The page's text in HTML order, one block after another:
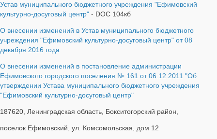
Устав муниципального бюджетного учреждения "Ефимовский
культурно-досуговый центр" - DOC 104кб
О внесении изменений в Устав муниципального бюджетного
учреждения "Ефимовский культурно-досуговый центр" от 08
декабря 2016 года
О внесении изменений в постановление администрации
Ефимовского городского поселения № 161 от 06.12.2011 "Об
утверждении Устава муниципального бюджетного учреждения
"Ефимовский культурно-досуговый центр"
187620, Ленинградская область, Бокситогорский район,
поселок Ефимовский, ул. Комсомольская, дом 12